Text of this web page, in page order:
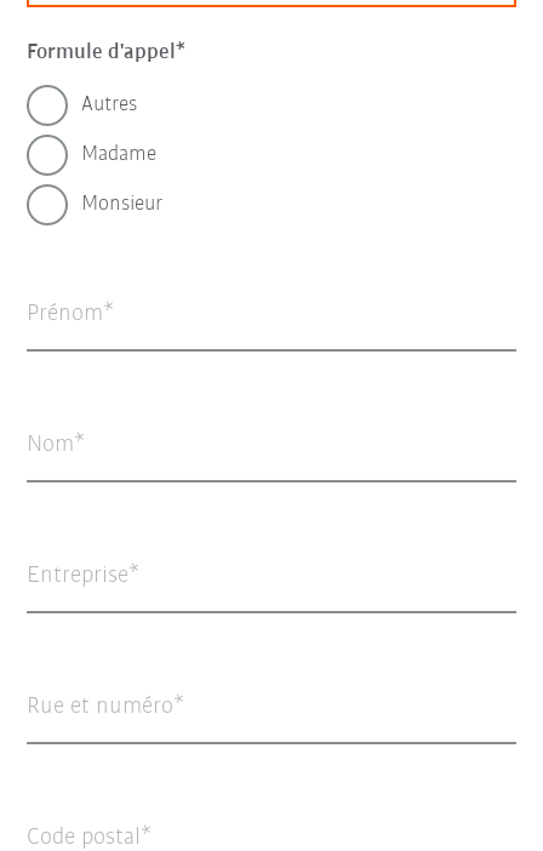
Formule d'appel
Autres
Madame
Monsieur
Prénom
Nom
Entreprise
Rue et numéro
Code postal